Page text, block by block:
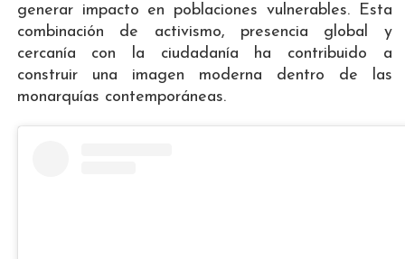
generar impacto en poblaciones vulnerables. Esta
combinación de activismo, presencia global y
cercanía con la ciudadanía ha contribuido a
construir una imagen moderna dentro de las
monarquías contemporáneas.